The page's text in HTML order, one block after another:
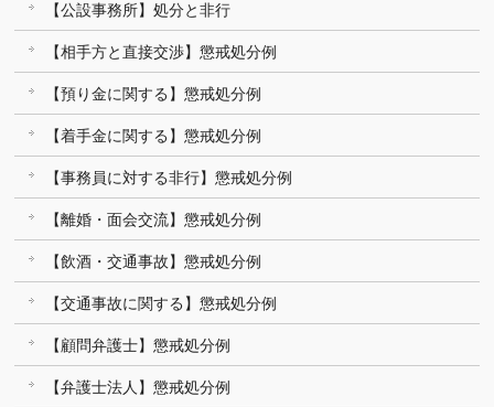
【公設事務所】処分と非行
【相手方と直接交渉】懲戒処分例
【預り金に関する】懲戒処分例
【着手金に関する】懲戒処分例
【事務員に対する非行】懲戒処分例
【離婚・面会交流】懲戒処分例
【飲酒・交通事故】懲戒処分例
【交通事故に関する】懲戒処分例
【顧問弁護士】懲戒処分例
【弁護士法人】懲戒処分例